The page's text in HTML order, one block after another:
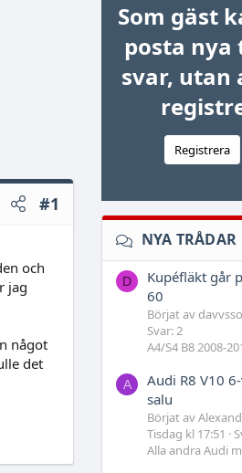
#1
och
jag
något
det
Som gäst
posta nya
svar, utan
Registrera
NYA TRÅDAR
D
Kupéfläkt går
60
Börjat av
Svar: 2
A4/S4 B8 2008-
A
Audi R8 V10
salu
Börjat av
Tisdag kl 17:51
Alla andra Audi